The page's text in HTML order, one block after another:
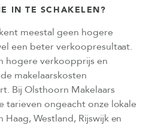
IN TE SCHAKELEN?
meestal geen hogere
een beter verkoopresultaat.
hogere verkoopprijs en
makelaarskosten
Bij Olsthoorn Makelaars
tarieven ongeacht onze lokale
Westland, Rijswijk en